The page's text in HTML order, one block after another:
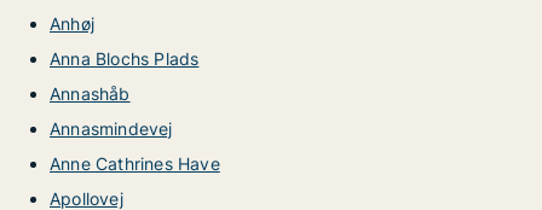
Anhøj
Anna Blochs Plads
Annashåb
Annasmindevej
Anne Cathrines Have
Apollovej